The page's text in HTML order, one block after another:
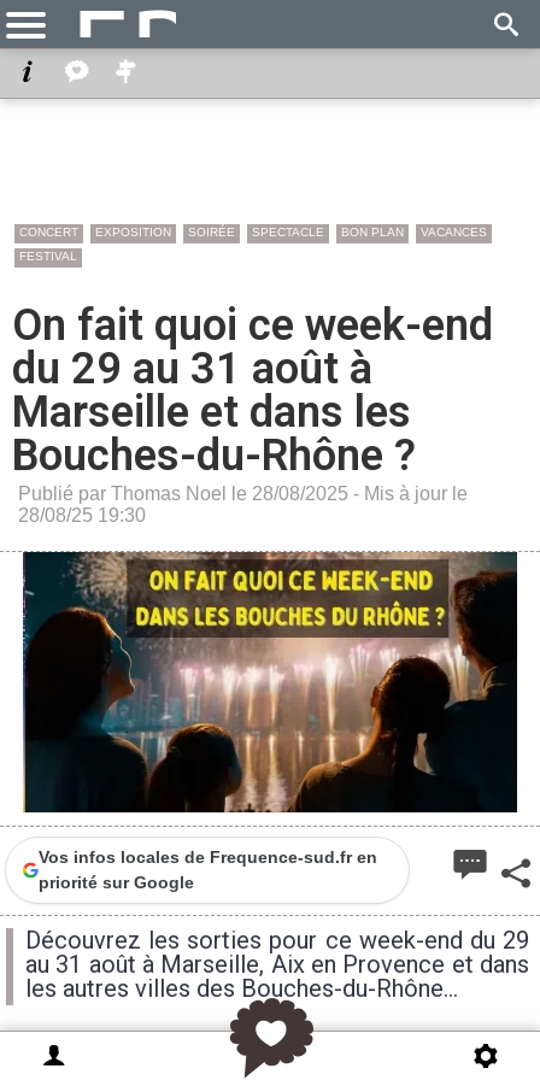
CONCERT EXPOSITION SOIRÉE SPECTACLE BON PLAN
VACANCES
FESTIVAL
On fait quoi ce week-end
du 29 au 31 août à
Marseille et dans les
Bouches-du-Rhône ?
Publié par Thomas Noel le 28/08/2025 - Mis à jour le
28/08/25 19:30
Vos infos locales de Frequence-sud.fr en
priorité sur Google
Découvrez les sorties pour ce week-end du 29
au 31 août à Marseille, Aix en Provence et dans
les autres villes des Bouches-du-Rhône...
Envie de sorties en famille, de festivals, de fêtes